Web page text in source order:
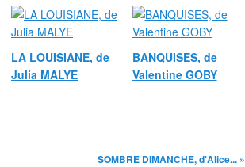
LA LOUISIANE, de
Julia MALYE
BANQUISES, de
Valentine GOBY
SOMBRE DIMANCHE, d'Alice... »